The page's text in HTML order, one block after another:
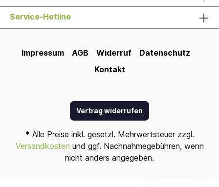
Service-Hotline
Impressum AGB Widerruf
Datenschutz
Kontakt
Vertrag widerrufen
* Alle Preise inkl. gesetzl. Mehrwertsteuer zzgl.
Versandkosten und ggf. Nachnahmegebühren, wenn
nicht anders angegeben.